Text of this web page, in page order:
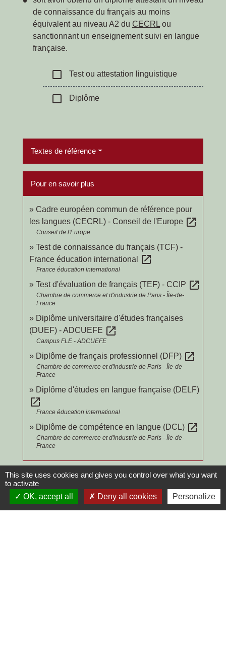
de connaissance du français au moins
équivalent au niveau A2 du CECRL ou
sanctionnant un enseignement suivi en langue
française.
check_box_outline_blank Test ou attestation linguistique
check_box_outline_blank Diplôme
Textes de référence
Pour en savoir plus
Cadre européen commun de référence pour
les langues (CECRL) - Conseil de l'Europe open_in_new
Conseil de l'Europe
Test de connaissance du français (TCF) -
France éducation international
open_in_new
France éducation international
Test d'évaluation de français (TEF) - CCIP open_in_new
Chambre de commerce et d'industrie de Paris - Île-de-
France
Diplôme universitaire d'études françaises
(DUEF) - ADCUEFE open_in_new
Campus FLE - ADCUEFE
Diplôme de français professionnel (DFP) open_in_new
Chambre de commerce et d'industrie de Paris - Île-de-
France
Diplôme d'études en langue française (DELF)
open_in_new
France éducation international
Diplôme de compétence en langue (DCL) open_in_new
Chambre de commerce et d'industrie de Paris - Île-de-
France
Signaler une erreur sur cette page
This site uses cookies and gives you control over what you want
to activate
OK, accept all
Deny all cookies Personalize